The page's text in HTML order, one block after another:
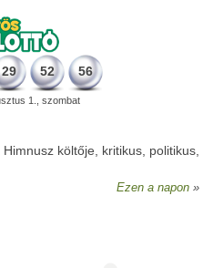
29 52 56
1., szombat
költője, kritikus, politikus,
Ezen a napon